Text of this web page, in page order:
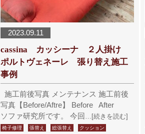
2023.09.11
cassina カッシーナ ２人掛け
ポルトヴェネーレ 張り替え施工
事例
施工前後写真 メンテナンス 施工前後
写真【Before/Aftre】 Before After
ソファ研究所です。 今回 …[続きを読む]
椅子修理 張替え 総張替え
クッション